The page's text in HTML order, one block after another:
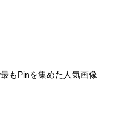
もPinを集めた人気画像